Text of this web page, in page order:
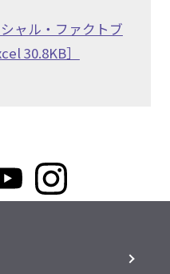
ャル・ファクトブ
30.8KB］